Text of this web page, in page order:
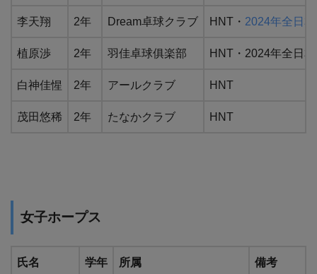
李天翔 2年 Dream卓球クラブ HNT・ 2024年全日
植原渉 2年 羽佳卓球俱楽部 HNT・2024年全日
白神佳惺 2年 アールクラブ HNT
茂田悠稀 2年 たなかクラブ HNT
女子ホープス
氏名 学年 所属 備考